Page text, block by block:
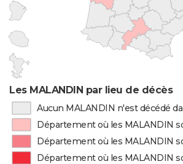
Les MALANDIN par lieu de décès
Aucun MALANDIN n'est décédé
Département où les MALANDIN
Département où les MALANDIN
Département où les MALANDIN